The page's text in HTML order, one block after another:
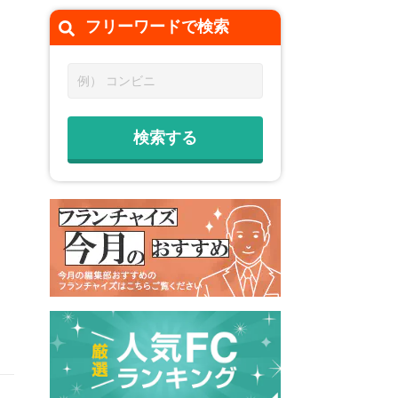
フリーワードで検索